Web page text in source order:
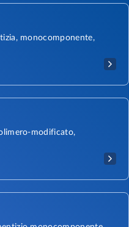
monocomponente,
modificato,